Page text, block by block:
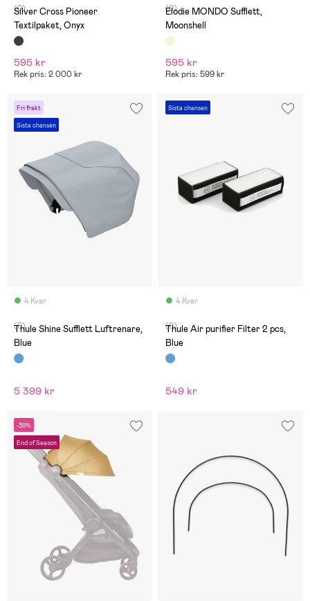
(0)
Silver Cross Pioneer
Textilpaket, Onyx
595 kr
Rek pris: 2 000 kr
(0)
Elodie MONDO Sufflett,
Moonshell
595 kr
Rek pris: 599 kr
Fri frakt
Sista chansen
4 Kvar
(0)
Thule Shine Sufflett Luftrenare,
Blue
5 399 kr
Sista chansen
4 Kvar
(0)
Thule Air purifier Filter 2 pcs,
Blue
549 kr
-39%
End of Season